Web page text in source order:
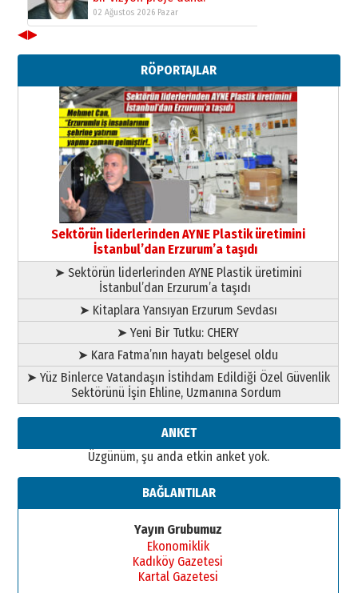
çekmemeli!
17 Şubat 2026 SalıOrhan BOZKURT
gazeteci… Dizginler kimin
A. Berhan Yılmaz
BİR BÖLÜM DEĞİL, BİR ÖMÜR
SEÇİYORSUNUZ… “NEDEN
ATATÜRK ÜNİVERSİTESİ?”
28 Temmuz 2026 Salı
Ahmet Gökhan YAZICI
Ahmed Yesevi’den bir Alperen…
”Reisimiz” idi… Hakka yürüdü.!
26 Mart 2026 Perşembe
Cem Bakırcı
Ardında bıraktığı hatıralarıyla
gönül adamı Faruk Terzioğlu!
13 Mayıs 2026 Çarşamba
Esat BİNDESEN
Başkan Sekmen’den Erzurum’a
bir vizyon proje daha!
02 Ağustos 2026 Pazar
◀▶
RÖPORTAJLAR
Sektörün liderlerinden AYNE Plastik üretimini
İstanbul’dan Erzurum’a taşıdı
➤ Sektörün liderlerinden AYNE Plastik üretimini
İstanbul’dan Erzurum’a taşıdı
➤ Kitaplara Yansıyan Erzurum Sevdası
➤ Yeni Bir Tutku: CHERY
➤ Kara Fatma’nın hayatı belgesel oldu
➤ Yüz Binlerce Vatandaşın İstihdam Edildiği Özel Güvenlik
Sektörünü İşin Ehline, Uzmanına Sordum
ANKET
Üzgünüm, şu anda etkin anket yok.
BAĞLANTILAR
Yayın Grubumuz
Ekonomiklik
Kadıköy Gazetesi
Kartal Gazetesi